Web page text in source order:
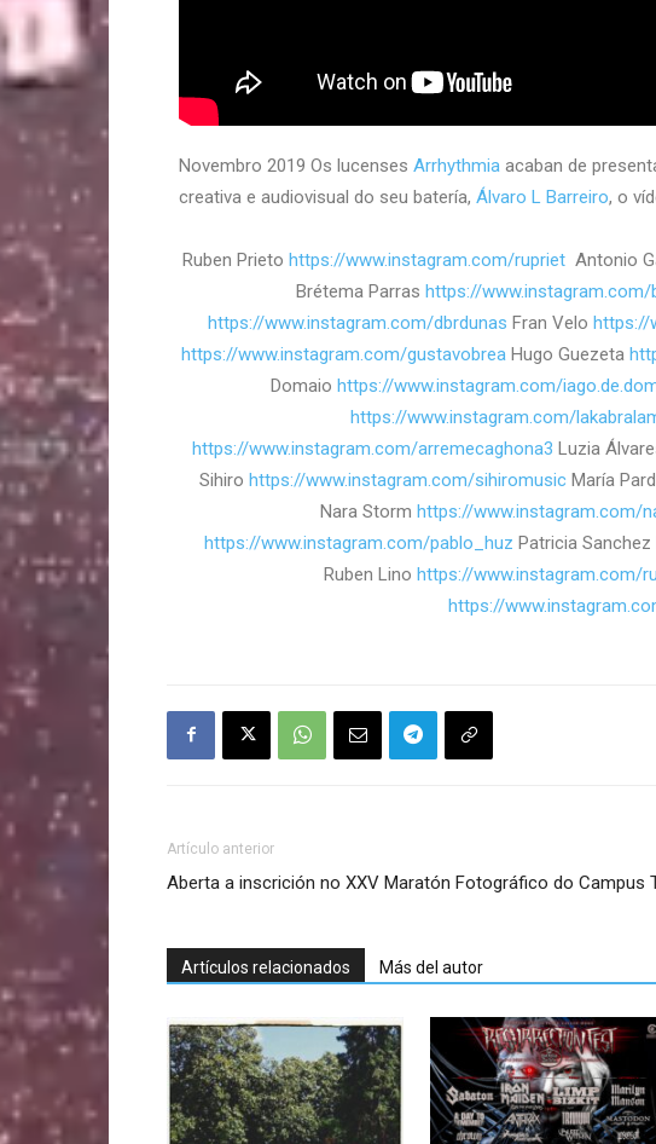
Novembro 2019 Os lucenses Arrhythmia acaban de
creativa e audiovisual do seu batería, Álvaro L Barreiro, o
Ruben Prieto https://www.instagram.com/rupriet Antonio
Brétema Parras https://
https://www.instagram.com/dbrdunas Fran Velo https://
https://www.instagram.com/gustavobrea Hugo Guezeta
Domaio https://www.instagram.com/
https://www.instagram.com/
https://www.instagram.com/arremecaghona3 Luzia
Sihiro https://www.instagram.com/sihiromusicMaría
Nara Storm https://www.instagram.com/
https://www.instagram.com/pablo_huz Patricia Sanchez
Ruben Lino https://www.instagram.com/
https://
Artículo anterior
Aberta a inscrición no XXV Maratón Fotográfico do Campus
Artículos relacionados Más del autor